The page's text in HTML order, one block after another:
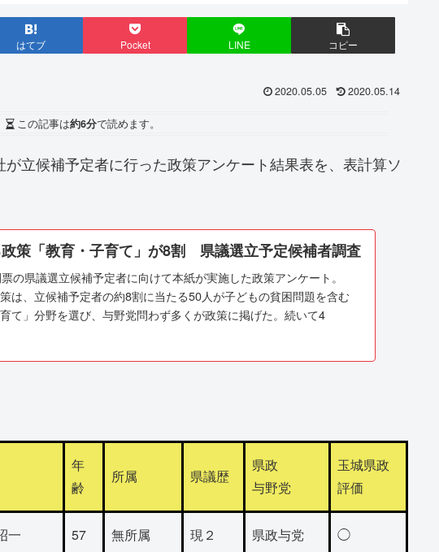
はてブ Pocket LINE コピー
2020.05.05 2020.05.14
この記事は約6分で読めます。
立候補予定者に行った政策アンケート結果表を、表計算ソ
策「教育・子育て」が8割 県議選立予定候補者調査
の県議選立候補予定者に向けて本紙が実施した政策アンケート。
は、立候補予定者の約8割に当たる50人が子どもの貧困問題を含む
育て」分野を選び、与野党問わず多くが政策に掲げた。続いて4
年
齢
所属 県議歴
県政
与野党
玉城県政
評価
一 57 無所属 現２ 県政与党 ◯